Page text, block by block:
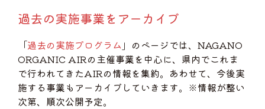
過去の実施事業をアーカイブ
「過去の実施プログラム 」のページでは、NAGANO
ORGANIC AIRの主催事業を中心に、県内でこれま
で行われてきたAIRの情報を集約。あわせて、今後実
施する事業もアーカイブしていきます。※情報が整い
次第、順次公開予定。